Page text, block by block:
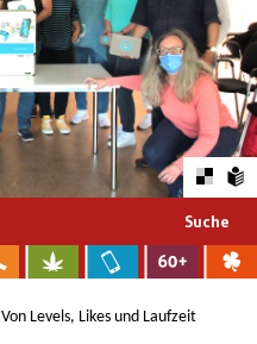
Suche
Von Levels, Likes und Laufzeit